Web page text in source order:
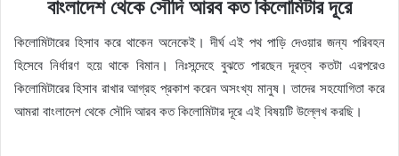
বাংলাদেশ থেকে সৌদি আরব কত কিলোমিটার দূরে
কিলোমিটারের হিসাব করে থাকেন অনেকেই। দীর্ঘ এই পথ পাড়ি দেওয়ার জন্য পরিবহন
হিসেবে নির্ধারণ হয়ে থাকে বিমান। নিঃসন্দেহে বুঝতে পারছেন দূরত্ব কতটা এরপরেও
কিলোমিটারের হিসাব রাখার আগ্রহ প্রকাশ করেন অসংখ্য মানুষ। তাদের সহযোগিতা করে
আমরা বাংলাদেশ থেকে সৌদি আরব কত কিলোমিটার দূরে এই বিষয়টি উল্লেখ করছি।